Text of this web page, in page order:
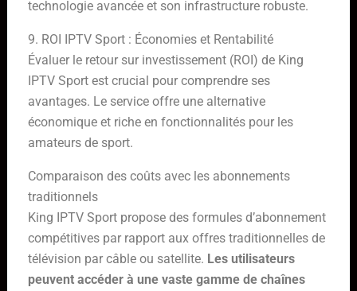
technologie avancée et son infrastructure robuste.
9. ROI IPTV Sport : Économies et Rentabilité
Évaluer le retour sur investissement (ROI) de King
IPTV Sport est crucial pour comprendre ses
avantages. Le service offre une alternative
économique et riche en fonctionnalités pour les
amateurs de sport.
Comparaison des coûts avec les abonnements
traditionnels
King IPTV Sport propose des formules d’abonnement
compétitives par rapport aux offres traditionnelles de
télévision par câble ou satellite. Les utilisateurs
peuvent accéder à une vaste gamme de chaînes